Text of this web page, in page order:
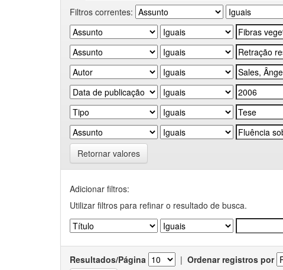
Filtros correntes:
Retornar valores
Adicionar filtros:
Utilizar filtros para refinar o resultado de busca.
Resultados/Página | Ordenar registros por